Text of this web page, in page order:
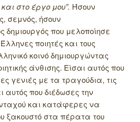
στο έργο μου”. Ήσουν
σεμνός, ήσουν
δημιουργός που μελοποίησε
ποιητές και τους
κοινό δημιουργώντας
άνθισης. Είσαι αυτός που
γενιές με τα τραγούδια, τις
αυτός που διέδωσες την
και κατάφερες να
ξακουστό στα πέρατα του